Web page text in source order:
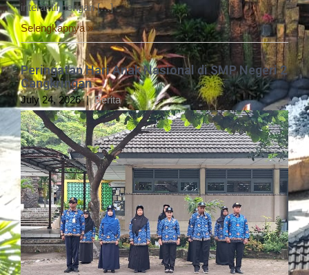
interaktif dengan […]
Selengkapnya »
Peringatan Hari Anak Nasional di SMP Negeri 2
Cangkringan
July 24, 2026 |Berita